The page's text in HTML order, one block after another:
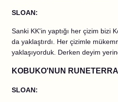
SLOAN:
Sanki KK'in yaptığı her çizim bizi
da yaklaştırdı. Her çizimle
yaklaşıyorduk. Derken deyim
KOBUKO'NUN
SLOAN: